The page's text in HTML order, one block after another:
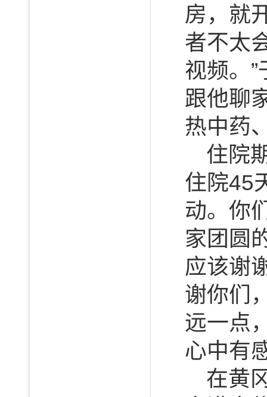
房，就
者不太
视频。
跟他聊
热中药
住院
住院45
动。你
家团圆
应该谢
谢你们
远一点
心中有
在黄